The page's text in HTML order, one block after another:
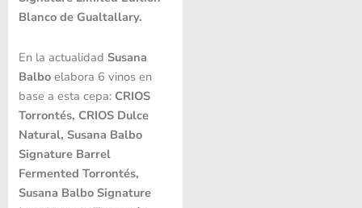
Blanco de Gualtallary.
En la actualidad Susana
Balboelabora 6 vinos en
base a esta cepa: CRIOS
Torrontés, CRIOS Dulce
Natural, Susana Balbo
Signature Barrel
Fermented Torrontés,
Susana Balbo Signature